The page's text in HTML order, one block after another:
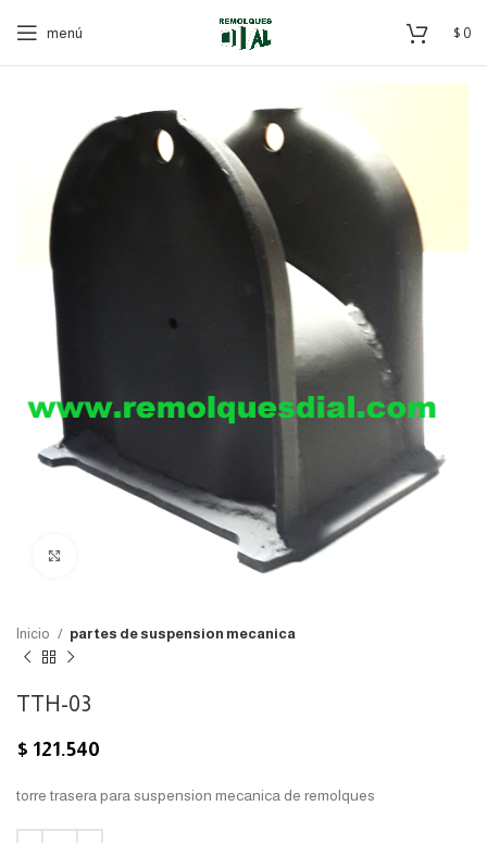
menú $ 0
Inicio partes de suspension mecanica
TTH-03
$ 121.540
torre trasera para suspension mecanica de remolques